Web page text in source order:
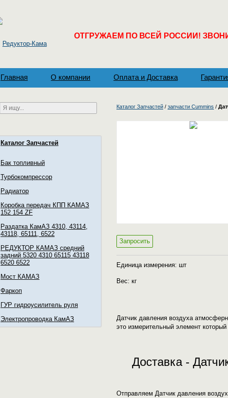
ОТГРУЖАЕМ ПО ВСЕЙ РОССИИ!
Главная О компании Оплата и Доставка
Каталог Запчастей
Бак топливный
Турбокомпрессор
Радиатор
Коробка передач КПП КАМАЗ
152 154 ZF
Раздатка КамАЗ 4310, 43114,
43118, 65111, 6522
РЕДУКТОР КАМАЗ средний
задний 5320 4310 65115 43118
6520 6522
Мост КАМАЗ
Фаркоп
ГУР гидроусилитель руля
Электропроводка КамАЗ
Каталог Запчастей / запчасти Cummins /
Запросить
Единица измерения: шт
Вес: кг
Датчик давления воздуха
это измерительный элемент
Доставка -
Отправляем Датчик давления